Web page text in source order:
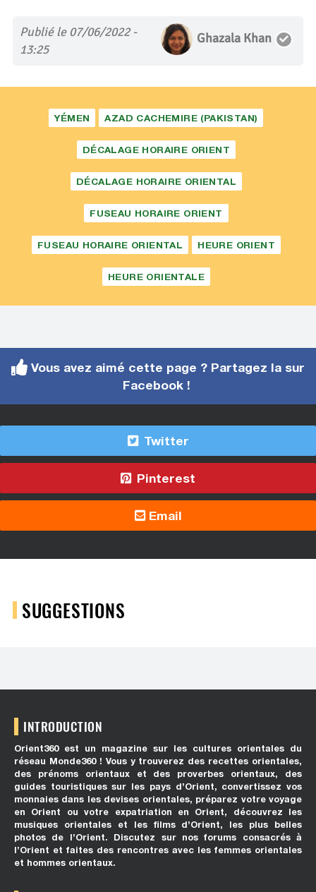
Publié le 07/06/2022 -
13:25
Ghazala Khan
YÉMEN AZAD CACHEMIRE (PAKISTAN)
DÉCALAGE HORAIRE ORIENT
DÉCALAGE HORAIRE ORIENTAL
FUSEAU HORAIRE ORIENT
FUSEAU HORAIRE ORIENTAL HEURE ORIENT
HEURE ORIENTALE
Vous avez aimé cette page ? Partagez la sur
Facebook !
Twitter
Pinterest
Email
SUGGESTIONS
INTRODUCTION
Orient360 est un magazine sur les cultures orientales du
réseau Monde360 ! Vous y trouverez des recettes orientales,
des prénoms orientaux et des proverbes orientaux, des
guides touristiques sur les pays d’Orient, convertissez vos
monnaies dans les devises orientales, préparez votre voyage
en Orient ou votre expatriation en Orient, découvrez les
musiques orientales et les films d’Orient, les plus belles
photos de l’Orient. Discutez sur nos forums consacrés à
l’Orient et faites des rencontres avec les femmes orientales
et hommes orientaux.